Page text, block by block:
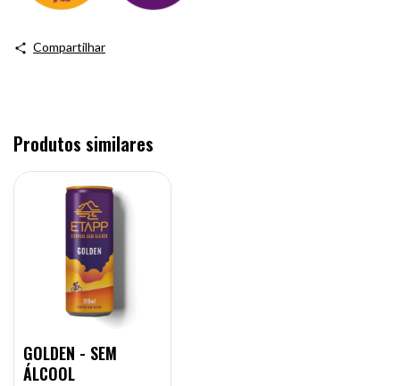
Compartilhar
Produtos similares
GOLDEN - SEM
ÁLCOOL